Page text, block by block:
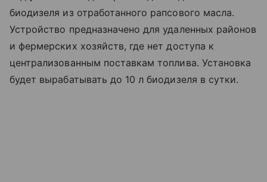
биодизеля из отработанного рапсового масла.
Устройство предназначено для удаленных районов
и фермерских хозяйств, где нет доступа к
централизованным поставкам топлива. Установка
будет вырабатывать до 10 л биодизеля в сутки.